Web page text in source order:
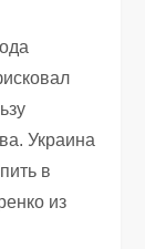
Украина
в
из